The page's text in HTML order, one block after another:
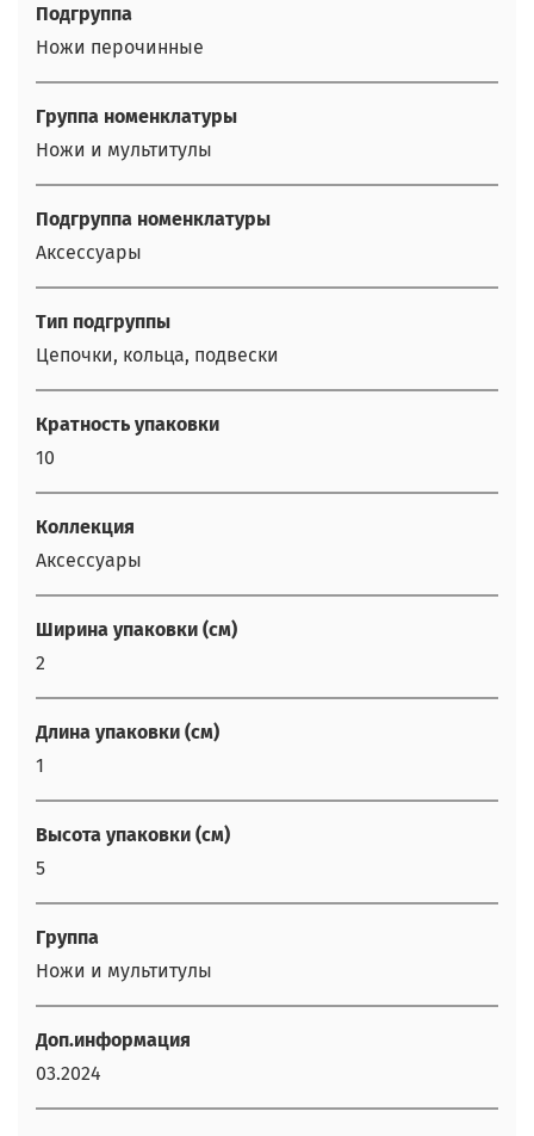
Подгруппа
Ножи перочинные
Группа номенклатуры
Ножи и мультитулы
Подгруппа номенклатуры
Аксессуары
Тип подгруппы
Цепочки, кольца, подвески
Кратность упаковки
10
Коллекция
Аксессуары
Ширина упаковки (см)
2
Длина упаковки (см)
1
Высота упаковки (см)
5
Группа
Ножи и мультитулы
Доп.информация
03.2024